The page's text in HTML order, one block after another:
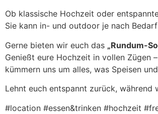
Ob klassische Hochzeit oder
Sie kann in- und outdoor je nach
Gerne bieten wir euch das „Rundum-
Genießt eure Hochzeit in vollen Zügen
kümmern uns um alles, was Speisen
Lehnt euch entspannt zurück, während
#location #essen&trinken #hochzeit